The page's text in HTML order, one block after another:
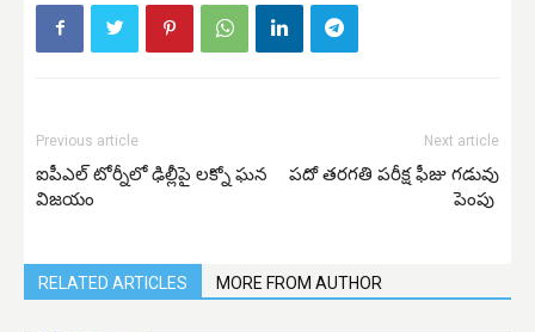
Previous article
ఐపీఎల్ టోర్నీలో ఢిల్లీపై లక్నో ఘన
విజయం
Next article
పదో తరగతి పరీక్ష ఫీజు గడువు
పెంపు
RELATED ARTICLES MORE FROM AUTHOR